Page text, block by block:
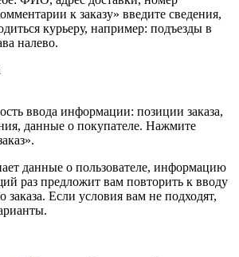
к заказу» введите сведения,
курьеру, например: подъезды в
налево.
ввода информации: позиции заказа,
данные о покупателе. Нажмите
данные о пользователе, информацию
раз предложит вам повторить к вводу
Если условия вам не подходят,